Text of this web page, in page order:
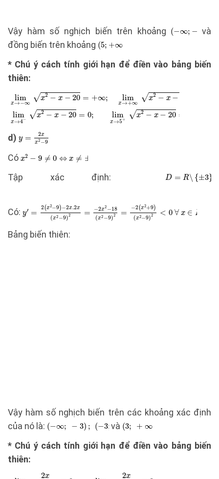
Vậy hàm số nghịch biến trên khoảng
và
đồng biến trên khoảng
* Chú ý cách tính giới hạn để điền vào bảng biến
thiên:
d)
Có
Tập xác định:
Có:
Bảng biến thiên:
Vậy hàm số nghịch biến trên các khoảng xác định
của nó là:
và
* Chú ý cách tính giới hạn để điền vào bảng biến
thiên: